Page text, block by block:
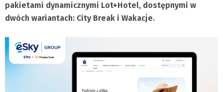
pakietami dynamicznymi Lot+Hotel, dostępnymi w
dwóch wariantach: City Break i Wakacje.